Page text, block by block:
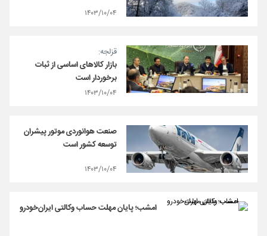
۱۴۰۳/۱۰/۰۴
قزلجه:
بازار کالاهای اساسی از ثبات
برخوردار است
۱۴۰۳/۱۰/۰۴
صنعت هوانوردی موتور پیشران
توسعه کشور است
۱۴۰۳/۱۰/۰۴
امشب؛ پایان مهلت حساب وکالتی ایران‌خودرو